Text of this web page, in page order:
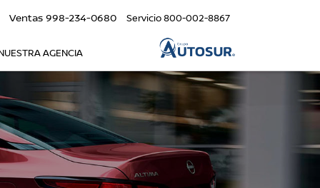
Ventas 998-234-0680 Servicio800-002-8867
AGENCIA